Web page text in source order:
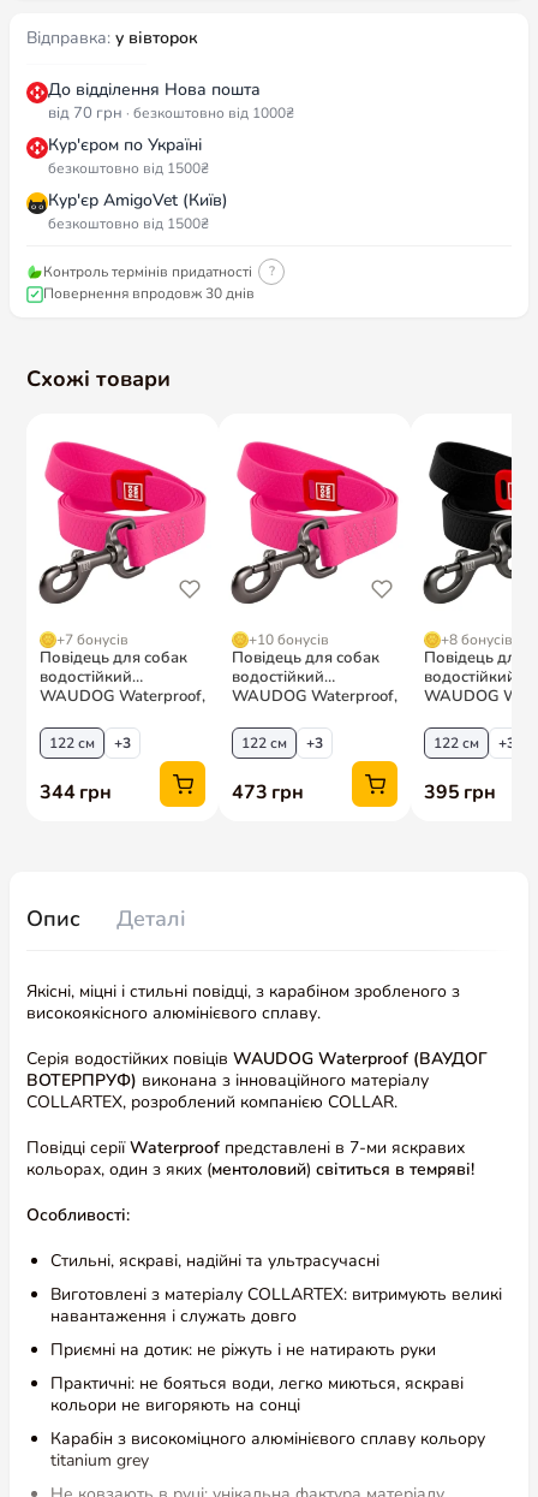
Відправка: у вівторок
До відділення Нова пошта
від 70 грн · безкоштовно від 1000₴
Кур'єром по Україні
безкоштовно від 1500₴
Кур'єр AmigoVet (Київ)
безкоштовно від 1500₴
Контроль термінів придатності ?
Повернення впродовж 30 днів
Схожі товари
Опис Деталі
Якісні, міцні і стильні повідці, з карабіном зробленого з
високоякісного алюмінієвого сплаву.
Серія водостійких повіців WAUDOG Waterproof (ВАУДОГ
ВОТЕРПРУФ) виконана з інноваційного матеріалу
COLLARTEX, розроблений компанією COLLAR.
Повідці серіїWaterproof представлені в 7-ми яскравих
кольорах, один з яких (ментоловий) світиться в темряві!
Особливості:
Стильні, яскраві, надійні та ультрасучасні
Виготовлені з матеріалу COLLARTEX: витримують великі
навантаження і служать довго
Приємні на дотик: не ріжуть і не натирають руки
Практичні: не бояться води, легко миються, яскраві
кольори не вигоряють на сонці
Карабін з високоміцного алюмінієвого сплаву кольору
titanium grey